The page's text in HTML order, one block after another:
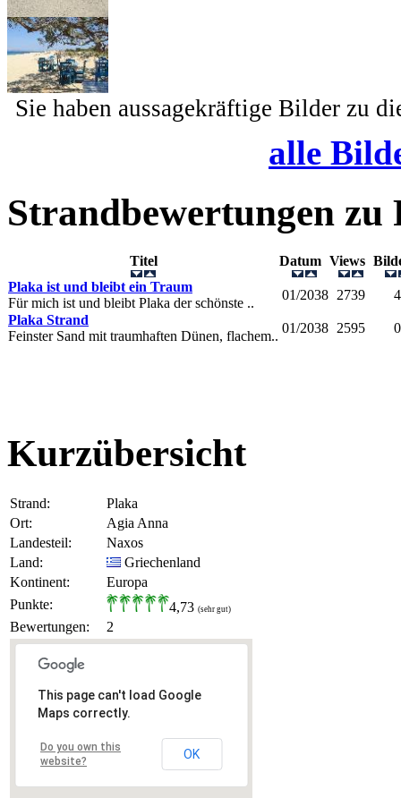
Sie haben aussagekräftige Bilder zu
alle
Strandbewertungen zu
Titel Datum Views
Plaka ist und bleibt ein Traum
Für mich ist und bleibt Plaka der schönste ..
01/2038 2739
4
Plaka Strand
Feinster Sand mit traumhaften Dünen, flachem..
01/2038 2595 0
Kurzübersicht
Strand:
Plaka
Ort:
Agia Anna
Landesteil:
Naxos
Land:
Griechenland
Kontinent:
Europa
Punkte:
4,73 (sehr gut)
Bewertungen: 2
This page can't load Google
Maps correctly.
Do you own this
website?
OK